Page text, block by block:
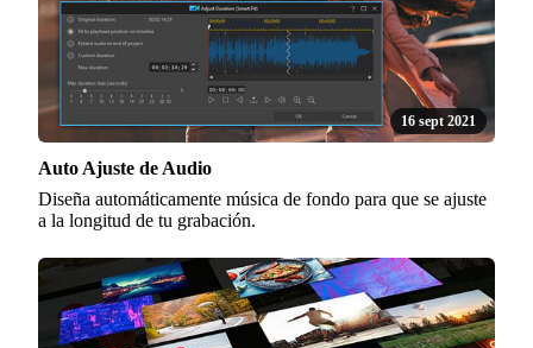
16 sept 2021
Auto Ajuste de Audio
Diseña automáticamente música de fondo para que se ajuste
a la longitud de tu grabación.